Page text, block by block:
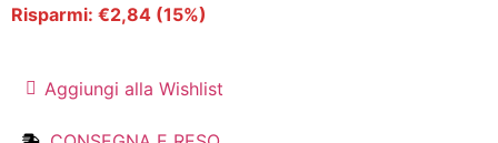
Risparmi: €2,84 (15%)
Aggiungi alla Wishlist